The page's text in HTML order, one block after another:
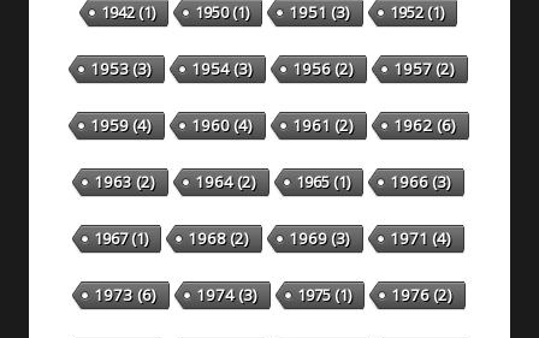
1942(1) 1950(1) 1951 (3) 1952(1)
1953(3) 1954(3) 1956(2) 1957(2)
1959(4) 1960(4) 1961 (2) 1962(6)
1963(2) 1964(2) 1965(1) 1966(3)
1967(1) 1968(2) 1969(3) 1971 (4)
1973(6) 1974(3) 1975(1) 1976(2)